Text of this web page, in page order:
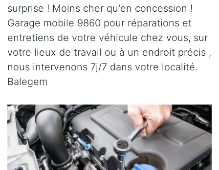
surprise ! Moins cher qu'en concession !
Garage mobile 9860 pour réparations et
entretiens de votre véhicule chez vous, sur
votre lieux de travail ou à un endroit précis ,
nous intervenons 7j/7 dans votre localité.
Balegem